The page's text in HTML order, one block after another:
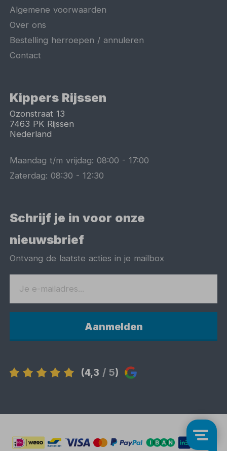
Algemene voorwaarden
Over ons
Bestelling herroepen / annuleren
Contact
Kippers Rijssen
Ozonstraat 13
7463 PK Rijssen
Nederland
Maandag t/m vrijdag:08:00 -17:00
Zaterdag:08:30 -12:30
Schrijf je in voor onze
nieuwsbrief
Ontvang de laatste acties in je mailbox
Aanmelden
(4,3 / 5)